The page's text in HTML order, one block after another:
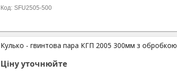
SFU2505-500
Кулько - гвинтова пара КГП 2005 300мм з обробкою
Ціну уточнюйте